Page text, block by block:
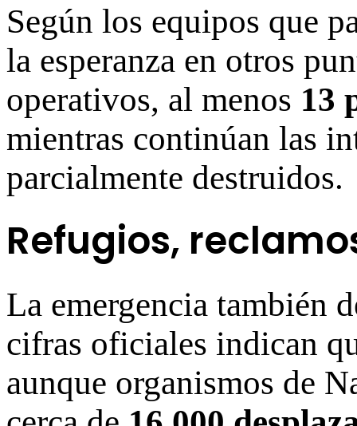
Según los equipos que
la esperanza en otros
operativos, al menos 13
mientras continúan las
parcialmente destruidos.
Refugios,
La emergencia también
cifras oficiales indican
aunque organismos de